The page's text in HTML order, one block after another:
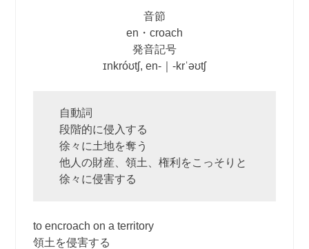
音節
en・croach
発音記号
ɪnkróʊtʃ, en‐｜‐krˈəʊtʃ
自動詞
段階的に侵入する
徐々に土地を奪う
他人の財産、領土、権利をこっそりと
徐々に侵害する
to encroach on a territory
領土を侵害する